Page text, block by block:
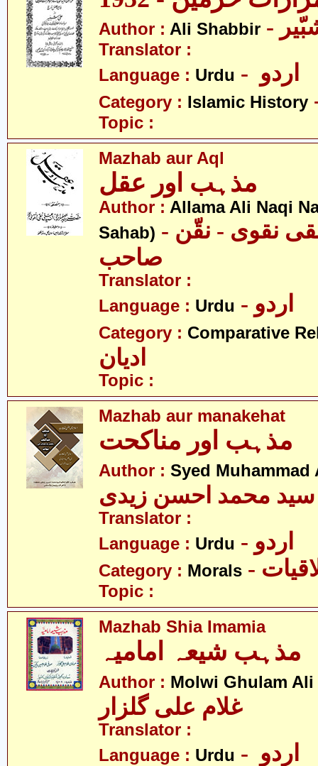
Author : Ali Shabbir
Translator :
Language : Urdu
Category : Islamic History
Topic :
Mazhab aur Aql
مذہب اور عقل
Author : Allama Ali Naqi
Sahab) - علامہ علی نقی نقوی - نقّن
صاحب
Translator :
Language : Urdu - اردو
Category : Comparative
ادیان
Topic :
Mazhab aur manakehat
مذہب اور مناکحت
Author : Syed Muhammad
سید محمد احسن زیدی
Translator :
Language : Urdu - اردو
Category : Morals
Topic :
Mazhab Shia Imamia
Author : Molwi Ghulam Ali
غلام علی گلزار
Translator :
Language : Urdu